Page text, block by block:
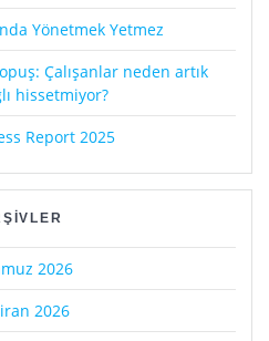
Yönetmek Yetmez
Çalışanlar neden artık
hissetmiyor?
Report 2025
2026
2026